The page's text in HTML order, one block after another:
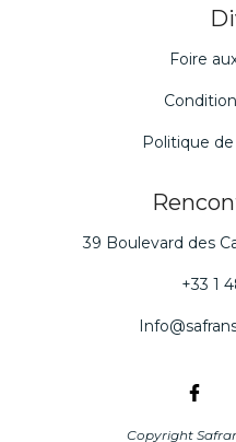
Foire
Politique
39 Boulevard des
+33 1
Copyright